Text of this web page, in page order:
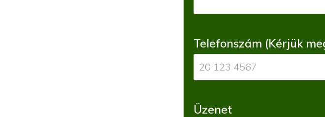
Telefonszám (Kérjük
Üzenet